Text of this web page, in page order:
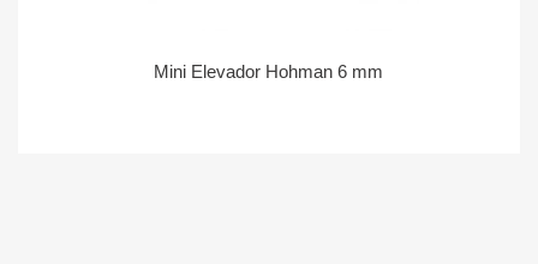
Mini Elevador Hohman 6 mm